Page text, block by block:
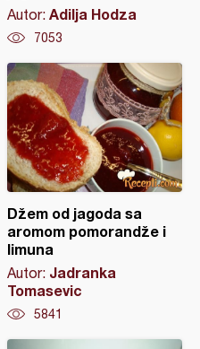
Autor: Adilja Hodza
7053
Džem od jagoda sa
aromom pomorandže i
limuna
Autor: Jadranka
Tomasevic
5841